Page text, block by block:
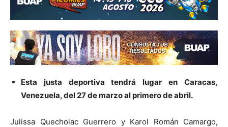
Esta justa deportiva tendrá lugar en Caracas,
Venezuela, del 27 de marzo al primero de abril.
Julissa Quecholac Guerrero y Karol Román Camargo,